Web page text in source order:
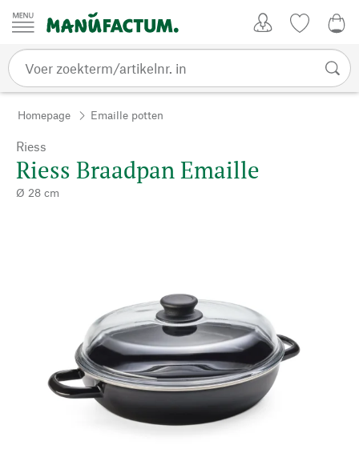
Passer au contenu
Homepage Emaille potten
Riess
Riess Braadpan Emaille
Ø 28 cm